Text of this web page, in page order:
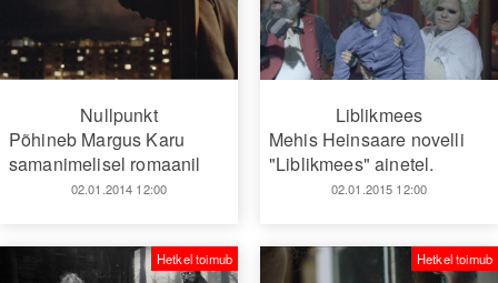
Nullpunkt
Põhineb Margus Karu
samanimelisel romaanil
02.01.2014 12:00
Liblikmees
Mehis Heinsaare novelli
"Liblikmees" ainetel.
02.01.2015 12:00
Hetkel toimub Hetkel toimub